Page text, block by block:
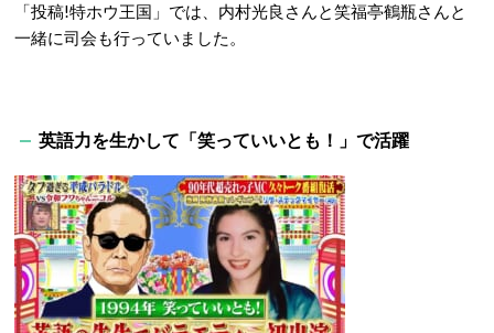
「投稿!特ホウ王国」では、内村光良さんと笑福亭鶴瓶さんと
一緒に司会も行っていました。
英語力を生かして「笑っていいとも！」で活躍